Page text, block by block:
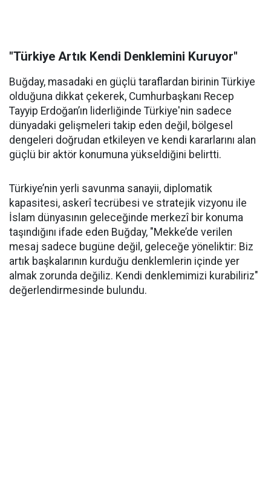
"Türkiye Artık Kendi Denklemini Kuruyor"
Buğday, masadaki en güçlü taraflardan birinin Türkiye
olduğuna dikkat çekerek, Cumhurbaşkanı Recep
Tayyip Erdoğan’ın liderliğinde Türkiye'nin sadece
dünyadaki gelişmeleri takip eden değil, bölgesel
dengeleri doğrudan etkileyen ve kendi kararlarını alan
güçlü bir aktör konumuna yükseldiğini belirtti.
Türkiye’nin yerli savunma sanayii, diplomatik
kapasitesi, askerî tecrübesi ve stratejik vizyonu ile
İslam dünyasının geleceğinde merkezî bir konuma
taşındığını ifade eden Buğday, "Mekke’de verilen
mesaj sadece bugüne değil, geleceğe yöneliktir: Biz
artık başkalarının kurduğu denklemlerin içinde yer
almak zorunda değiliz. Kendi denklemimizi kurabiliriz"
değerlendirmesinde bulundu.